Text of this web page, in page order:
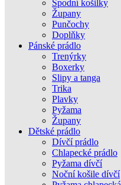
Spodní košilky
Župany
Punčochy
Doplňky
Pánské prádlo
Trenýrky
Boxerky
Slipy a tanga
Trika
Plavky
Pyžama
Župany
Dětské prádlo
Dívčí prádlo
Chlapecké prádlo
Pyžama dívčí
Noční košile dívčí